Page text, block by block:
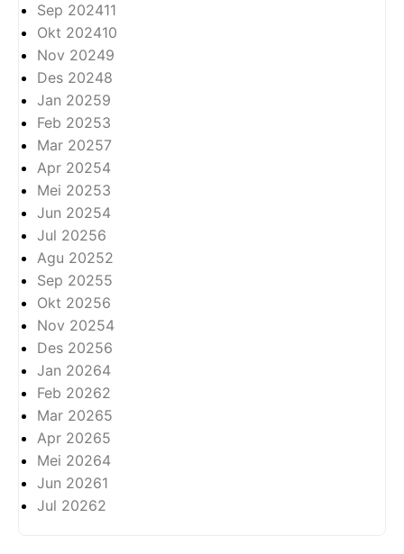
Sep 202411
Okt 202410
Nov 20249
Des 20248
Jan 20259
Feb 20253
Mar 20257
Apr 20254
Mei 20253
Jun 20254
Jul 20256
Agu 20252
Sep 20255
Okt 20256
Nov 20254
Des 20256
Jan 20264
Feb 20262
Mar 20265
Apr 20265
Mei 20264
Jun 20261
Jul 20262